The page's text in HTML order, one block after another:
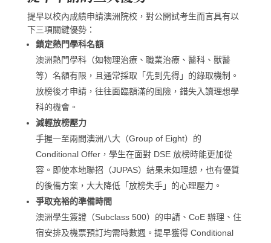
提早以校內成績申請澳洲院校，對公開試考生而言具有以
下三項關鍵優勢：
鎖定熱門學科名額
澳洲熱門學科（如物理治療、職業治療、醫科、獸醫
等）名額有限，且通常採取「先到先得」的錄取機制。
放榜後才申請，往往面臨額滿的風險，錯失入讀理想學
科的機會。
減輕放榜壓力
手握一至兩間澳洲八大（Group of Eight）的
Conditional Offer，學生在面對 DSE 放榜時能更加從
容。即使本地聯招（JUPAS）結果未如理想，也有優質
的後備方案，大大降低「放榜失手」的心理壓力。
爭取充裕的準備時間
澳洲學生簽證（Subclass 500）的申請、CoE 辦理、住
宿安排及機票預訂均需時數週。提早獲得 Conditional